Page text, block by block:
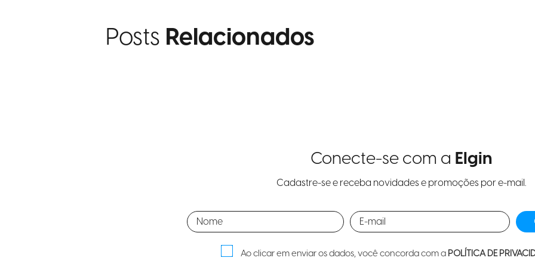
Posts Relacionados
Conecte-se com a Elgin
Cadastre-se e receba novidades e promoções por e-mail.
Ao clicar em enviar os dados, você concorda com aPOLÍTICA DE